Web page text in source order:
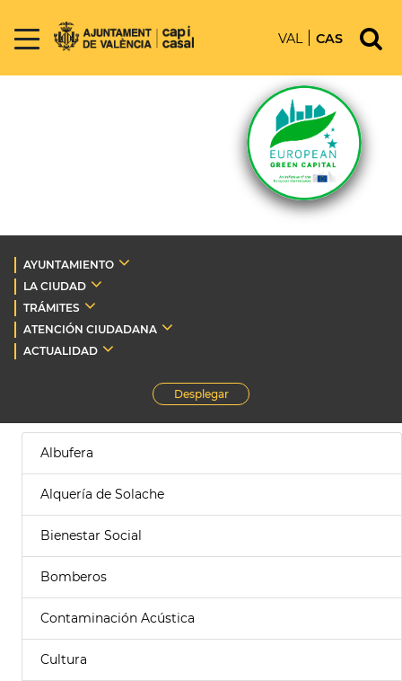
VAL CAS
AYUNTAMIENTO
LA CIUDAD
TRÁMITES
ATENCIÓN CIUDADANA
ACTUALIDAD
Desplegar
Albufera
Alquería de Solache
Bienestar Social
Bomberos
Contaminación Acústica
Cultura